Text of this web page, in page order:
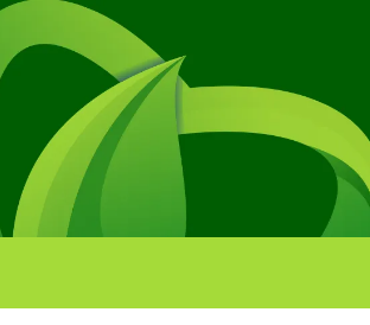
Saltar
contenido